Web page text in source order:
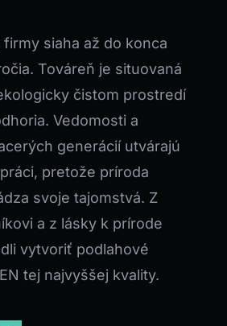
siaha až do konca
Továreň je situovaná
čistom prostredí
Vedomosti a
generácií utvárajú
pretože príroda
svoje tajomstvá. Z
a z lásky k prírode
vytvoriť podlahové
tej najvyššej kvality.